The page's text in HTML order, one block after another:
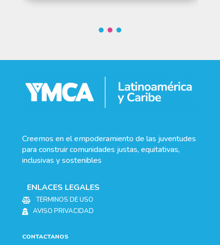
Creemos en el empoderamiento de las juventudes
para construir comunidades justas, equitativas,
inclusivas y sostenibles
ENLACES LEGALES
 TERMINOS DE USO
 AVISO PRIVACIDAD
CONTACTANOS